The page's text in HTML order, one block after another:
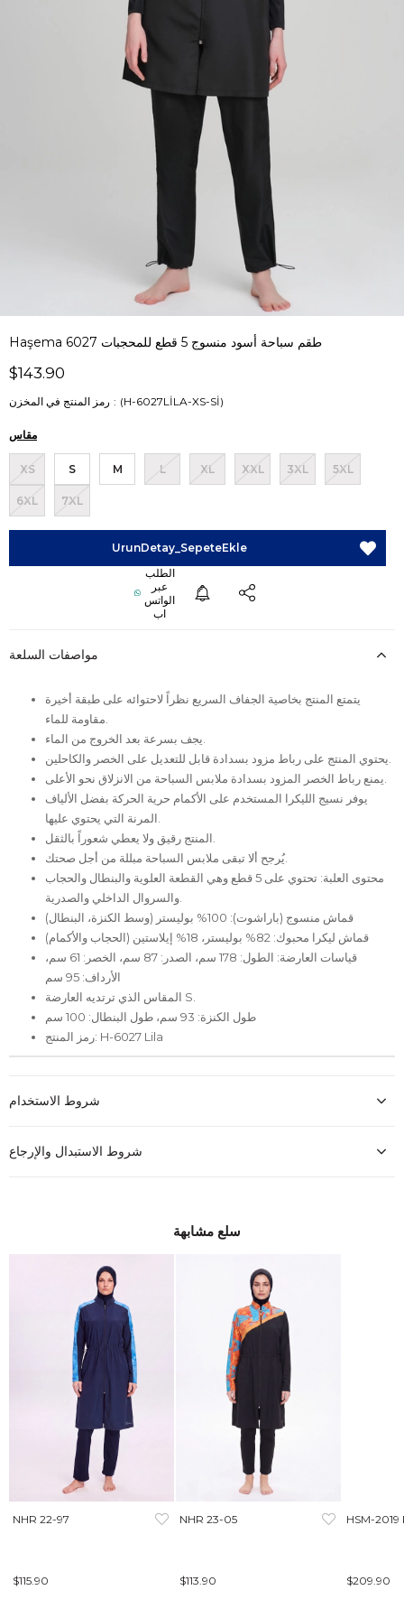
Haşema طقم سباحة أسود منسوج 5 قطع للمحجبات 6027
$143.90
رمز المنتج في المخزن (H-6027LİLA-XS-Sİ)
مقاس
XS S M L XL XXL 3XL 5XL
6XL 7XL
مواصفات السلعة
يتمتع المنتج بخاصية الجفاف السريع نظراً لاحتوائه على طبقة أخيرة
يوفر نسيج الليكرا المستخدم على الأكمام حرية الحركة بفضل الألياف
محتوى العلبة: تحتوي على 5 قطع وهي القطعة العلوية والبنطال والحجاب
قماش منسوج (باراشوت): 100% بوليستر (وسط الكنزة، البنطال)
قماش ليكرا محبوك: 82% بوليستر، 18% إيلاستين (الحجاب والأكمام)
قياسات العارضة: الطول: 178 سم، الصدر: 87 سم، الخصر: 61 سم،
الأرداف: 95 سم
المقاس الذي ترتديه العارضة S.
طول الكنزة: 93 سم، طول البنطال: 100 سم
رمز المنتج: H-6027 Lila
شروط الاستخدام
شروط الاستبدال والإرجاع
سلع مشابهة
NHR 22-97
$115.90
NHR 23-05
$113.90
HSM-2019
$209.90